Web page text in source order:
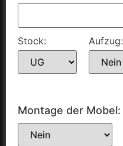
Stock: Aufzug:
Montage der Mobel: